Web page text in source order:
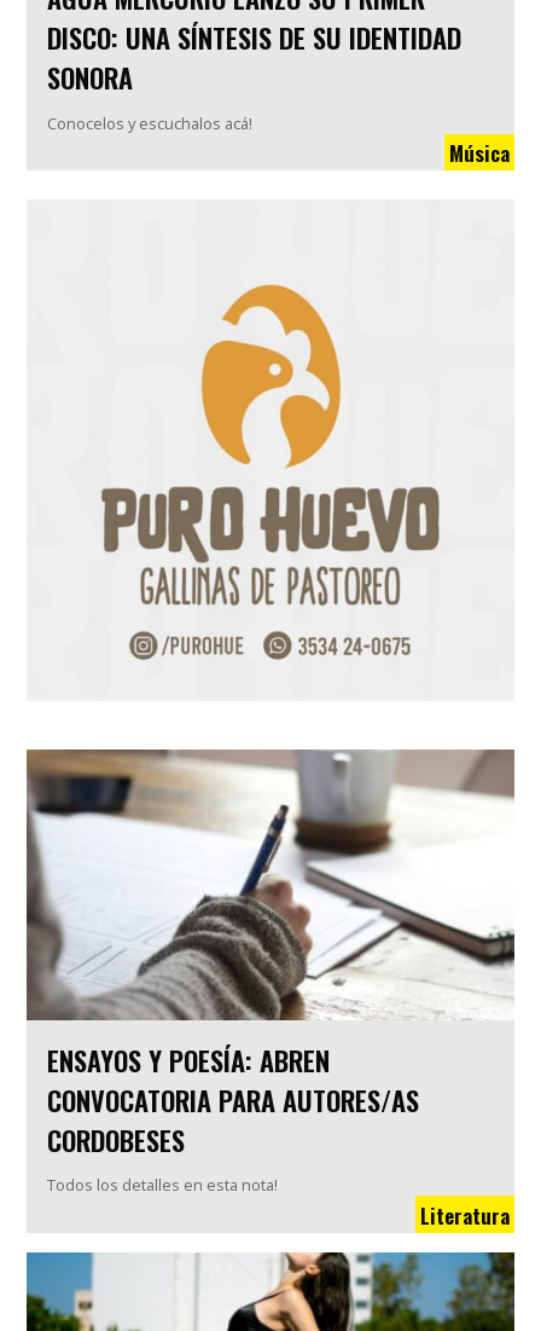
DISCO: UNA SÍNTESIS DE SU IDENTIDAD
SONORA
Conocelos y escuchalos acá!
Música
ENSAYOS Y POESÍA: ABREN
CONVOCATORIA PARA AUTORES/AS
CORDOBESES
Todos los detalles en esta nota!
Literatura